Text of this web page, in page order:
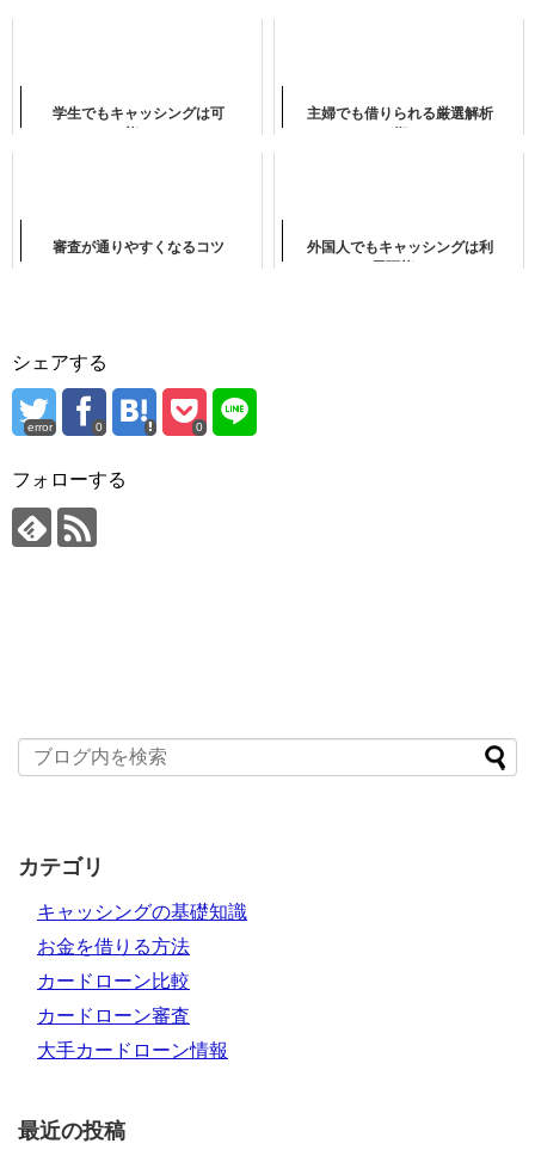
学生でもキャッシングは可
主婦でも借りられる厳選解析
審査が通りやすくなるコツ
外国人でもキャッシングは利
シェアする
error 0 0
フォローする
カテゴリ
キャッシングの基礎知識
お金を借りる方法
カードローン比較
カードローン審査
大手カードローン情報
最近の投稿